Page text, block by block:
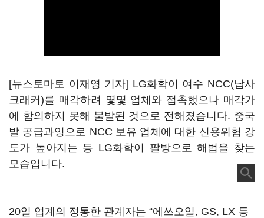
[뉴스토마토 이재영 기자] LG화학이 여수 NCC(납사
크래커)를 매각하려 몇몇 업체와 접촉했으나 매각가
에 합의하지 못해 불발된 것으로 전해졌습니다. 중국
발 공급과잉으로 NCC 보유 업체에 대한 신용위험 강
도가 높아지는 등 LG화학이 팔방으로 해법을 찾는
모습입니다.
20일 업계의 정통한 관계자는 “에쓰오일, GS, LX 등